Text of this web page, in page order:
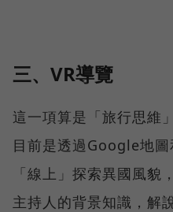
三、VR導覽
這一項算是「旅行思維
目前是透過Google地
「線上」探索異國風貌
主持人的背景知識，解